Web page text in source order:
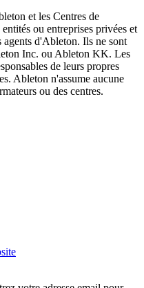
et les Centres de
ou entreprises privées et
agents d'Ableton. Ils ne sont
Inc. ou Ableton KK. Les
de leurs propres
Ableton n'assume aucune
ou des centres.